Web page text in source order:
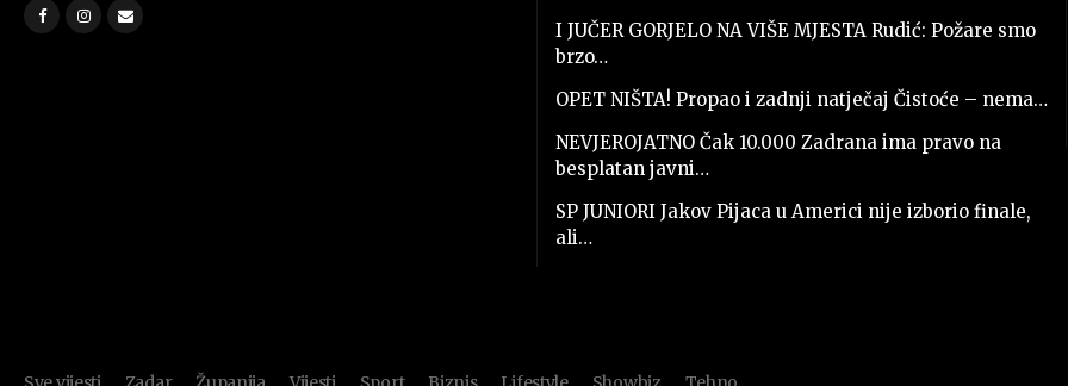
I JUČER GORJELO NA VIŠE MJESTA Rudić: Požare smo
brzo…
OPET NIŠTA! Propao i zadnji natječaj Čistoće – nema…
NEVJEROJATNO Čak 10.000 Zadrana ima pravo na
besplatan javni…
SP JUNIORI Jakov Pijaca u Americi nije izborio finale,
ali…